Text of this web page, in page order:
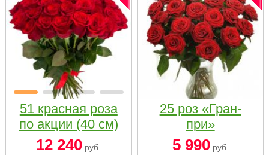
51 красная роза
по акции (40 см)
12 240 руб.
25 роз «Гран-
при»
5 990руб.